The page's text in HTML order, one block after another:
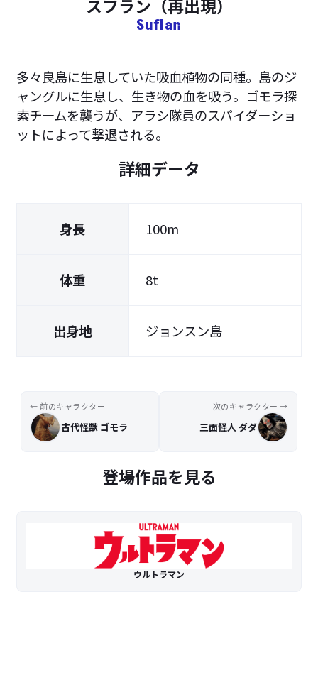
スフラン（再出現）
Suflan
多々良島に生息していた吸血植物の同種。島のジ
ャングルに生息し、生き物の血を吸う。ゴモラ探
索チームを襲うが、アラシ隊員のスパイダーショ
ットによって撃退される。
詳細データ
身長 100m
体重 8t
出身地 ジョンスン島
← 前のキャラクター
古代怪獣 ゴモラ
次のキャラクター →
三面怪人 ダダ
登場作品を見る
ウルトラマン